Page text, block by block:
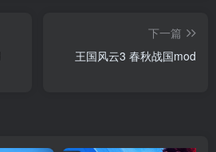
下一篇
王国风云3 春秋战国mod